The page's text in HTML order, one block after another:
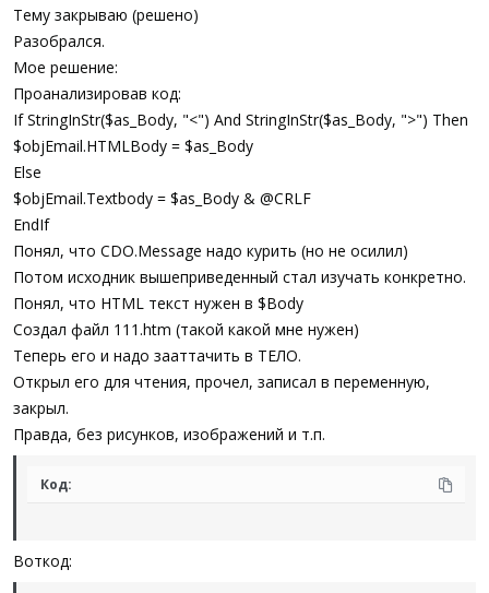
Тему закрываю (решено)
Разобрался.
Мое решение:
Проанализировав код:
If StringInStr($as_Body, "<") And StringInStr($as_Body, ">") Then
$objEmail.HTMLBody = $as_Body
Else
$objEmail.Textbody = $as_Body & @CRLF
EndIf
Понял, что CDO.Message надо курить (но не осилил)
Потом исходник вышеприведенный стал изучать конкретно.
Понял, что HTML текст нужен в $Body
Создал файл 111.htm (такой какой мне нужен)
Теперь его и надо зааттачить в ТЕЛО.
Открыл его для чтения, прочел, записал в переменную,
закрыл.
Правда, без рисунков, изображений и т.п.
Код:
Воткод: